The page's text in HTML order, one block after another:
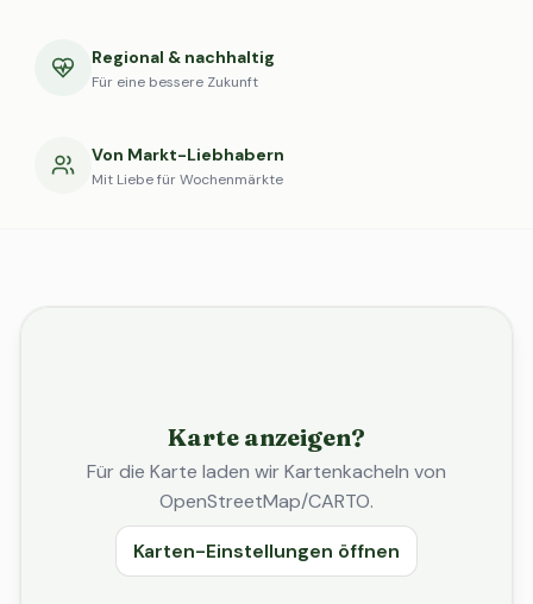
Regional & nachhaltig
Für eine bessere Zukunft
Von Markt-Liebhabern
Mit Liebe für Wochenmärkte
Karte anzeigen?
Für die Karte laden wir Kartenkacheln von
OpenStreetMap/CARTO.
Karten-Einstellungen öffnen